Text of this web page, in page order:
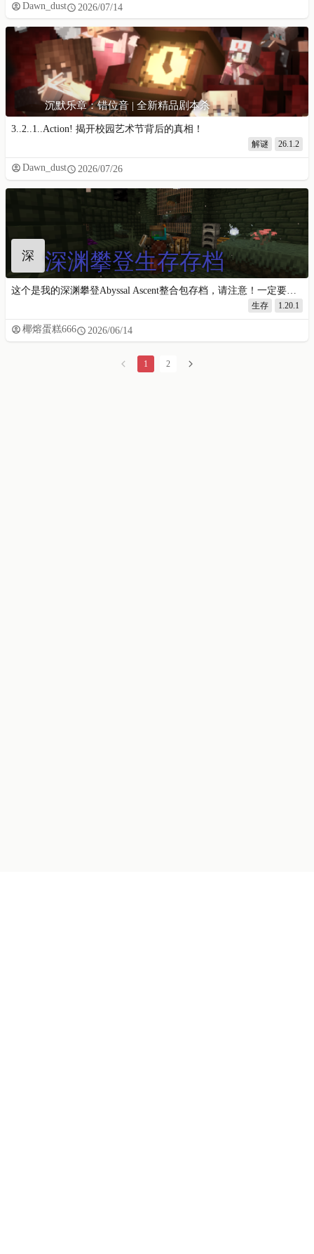
Dawn_dust 2026/07/14
沉默乐章：错位音 | 全新精品剧本杀
3..2..1..Action! 揭开校园艺术节背后的真相！
解谜 26.1.2
Dawn_dust 2026/07/26
深 深渊攀登生存存档
这个是我的深渊攀登Abyssal Ascent整合包存档，请注意！一定要安装在Abyssal Ascent整合包中，并且最好加装Easy-Villagers模组
生存 1.20.1
椰熔蛋糕666 2026/06/14
1 2